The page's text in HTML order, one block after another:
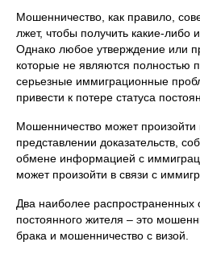
Мошенничество, как правило,
лжет, чтобы получить какие-либо
Однако любое утверждение или
которые не являются полностью
серьезные иммиграционные
привести к потере статуса
Мошенничество может произойти
представлении доказательств,
обмене информацией с
может произойти в связи с
Два наиболее распространенных
постоянного жителя – это
брака и мошенничество с визой.